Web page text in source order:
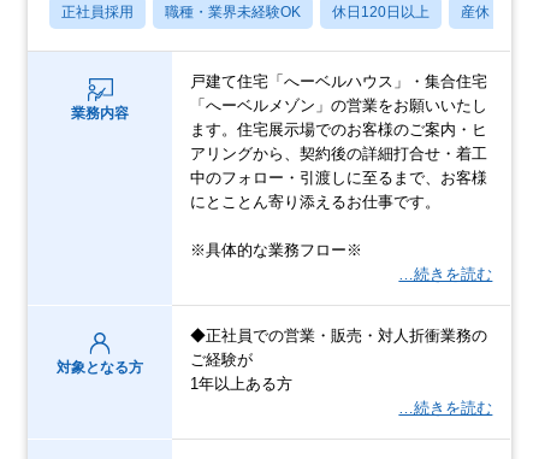
正社員採用 職種・業界未経験OK 休日120日以上 産休・育休
業務内容
戸建て住宅「へーベルハウス」・集合住宅
「へーベルメゾン」の営業をお願いいたし
ます。住宅展示場でのお客様のご案内・ヒ
アリングから、契約後の詳細打合せ・着工
中のフォロー・引渡しに至るまで、お客様
にとことん寄り添えるお仕事です。
※具体的な業務フロー※
…続きを読む
対象となる方
◆正社員での営業・販売・対人折衝業務の
ご経験が
1年以上ある方
…続きを読む